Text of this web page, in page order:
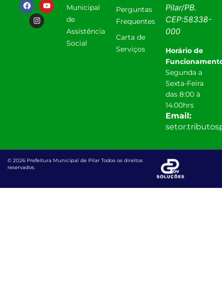
Municipal
de
Assistência
Social
Perguntas
Frequentes
Carta de
Serviços
Pilar/PB.
CEP:58338-
000
Horário de
Segunda a
Sexta-Feira
das 8:00 à
14:00hrs
Email:
© 2026 Prefeitura Municipal de Pilar Todos os direitos
reservados.